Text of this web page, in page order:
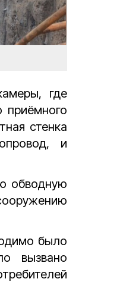
где
приёмного
стенка
и
обводную
было
вызвано